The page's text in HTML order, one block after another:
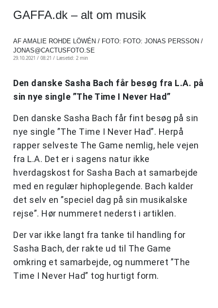
GAFFA.dk – alt om musik
AF AMALIE ROHDE LÖWÉN / FOTO: FOTO: JONAS PERSSON /
JONAS@CACTUSFOTO.SE
29.10.2021 / 08:21 / Læsetid: 2 min
Den danske Sasha Bach får besøg fra L.A. på
sin nye single ”The Time I Never Had”
Den danske Sasha Bach får fint besøg på sin
nye single ”The Time I Never Had”. Herpå
rapper selveste The Game nemlig, hele vejen
fra L.A. Det er i sagens natur ikke
hverdagskost for Sasha Bach at samarbejde
med en regulær hiphoplegende. Bach kalder
det selv en ”speciel dag på sin musikalske
rejse”. Hør nummeret nederst i artiklen.
Der var ikke langt fra tanke til handling for
Sasha Bach, der rakte ud til The Game
omkring et samarbejde, og nummeret ”The
Time I Never Had” tog hurtigt form.